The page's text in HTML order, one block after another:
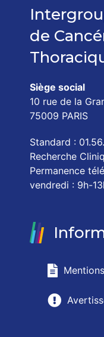
de
Siège social
10 rue de la
75009 PARIS
Standard :
Recherche
Permanence
vendredi : 9h-